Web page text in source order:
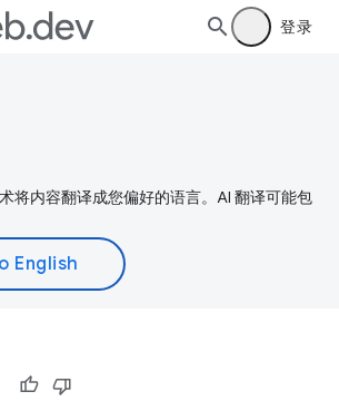
登录
将内容翻译成您偏好的语言。AI 翻译可能包